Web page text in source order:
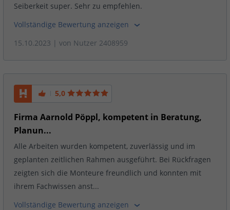
Seiberkeit super. Sehr zu empfehlen.
Vollständige Bewertung anzeigen
15.10.2023 | von Nutzer 2408959
5,0
Firma Aarnold Pöppl, kompetent in Beratung,
Planun...
Alle Arbeiten wurden kompetent, zuverlässig und im
geplanten zeitlichen Rahmen ausgeführt. Bei Rückfragen
zeigten sich die Monteure freundlich und konnten mit
ihrem Fachwissen anst...
Vollständige Bewertung anzeigen